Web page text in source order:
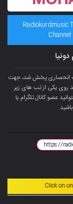
Radiokurdmusic
Channel
انحصاری پخش شد، جهت
با کیفیت های ۱۲۸ و ۳۲۰ می توانید روی یکی از تب های زیر
عضو کانال تلگرام یا
Click on